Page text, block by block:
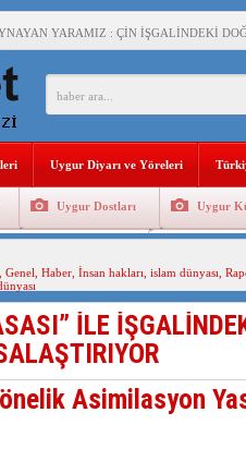
YARAMIZ : ÇİN İŞGALİNDEKİ
POLİTİKALARINI ÖVEN DİYANET
BÜYÜKELÇİSİ JİANG’İN TRABZON
“FETİHLER SULTANI
TÜRKİSTAN’DA EN AZ 143 BİN
Uygur Diyarı ve Yöreleri
Uygur Dostları Uygur
Genel Haber İnsan hakları islam dünyası
İLE